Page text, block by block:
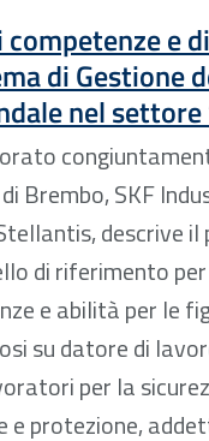
competenze e
di Gestione
nel
Brembo, SKF
descrive
di riferimento
e abilità per le
su datore di
per la
e protezione,